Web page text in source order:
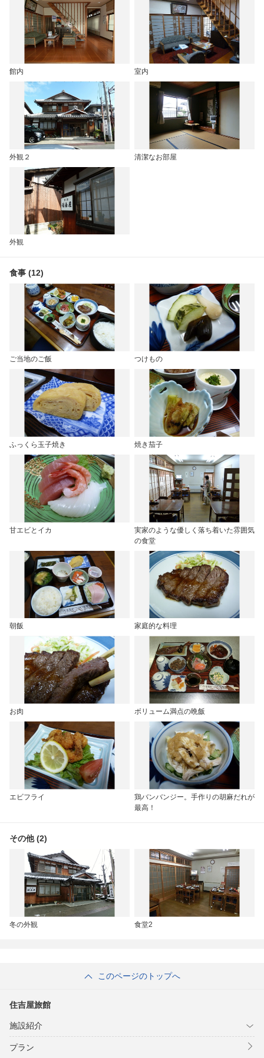
館内 室内
外観２ 清潔なお部屋
外観
食事 (12)
ご当地のご飯 つけもの
ふっくら玉子焼き 焼き茄子
甘エビとイカ
実家のような優しく落ち着いた雰囲気
の食堂
朝飯 家庭的な料理
お肉 ボリューム満点の晩飯
エビフライ
鶏バンバンジー。手作りの胡麻だれが
最高！
その他 (2)
冬の外観 食堂2
このページのトップへ
住吉屋旅館
施設紹介
プラン